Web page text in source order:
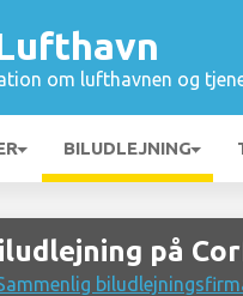
om lufthavnen og
BILUDLEJNING
på